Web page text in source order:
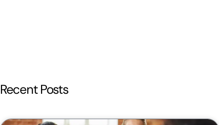
Recent Posts